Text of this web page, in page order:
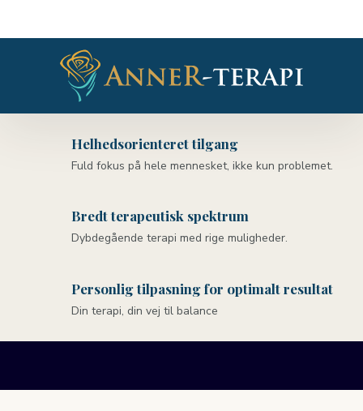
Helhedsorienteret tilgang
Fuld fokus på hele mennesket, ikke kun problemet.
Bredt terapeutisk spektrum
Dybdegående terapi med rige muligheder.
Personlig tilpasning for optimalt resultat
Din terapi, din vej til balance